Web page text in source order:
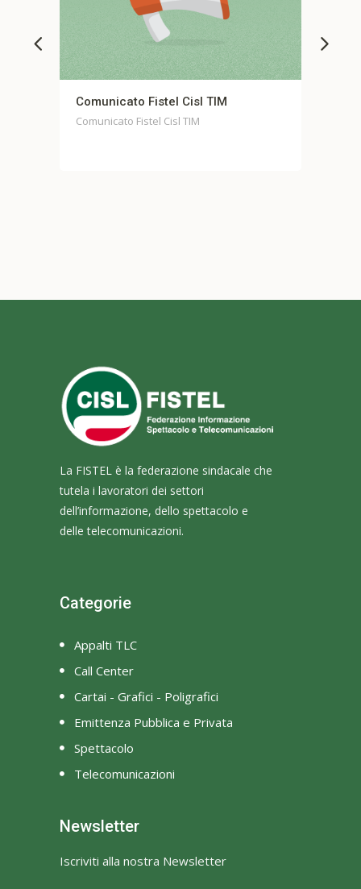
Fistel Cisl TIM
Fistel Cisl TIM
La FISTEL è la federazione sindacale che
tutela i lavoratori dei settori
dell’informazione, dello spettacolo e
delle telecomunicazioni.
Categorie
Appalti TLC
Call Center
Cartai - Grafici - Poligrafici
Emittenza Pubblica e Privata
Spettacolo
Telecomunicazioni
Newsletter
Iscriviti alla nostra Newsletter